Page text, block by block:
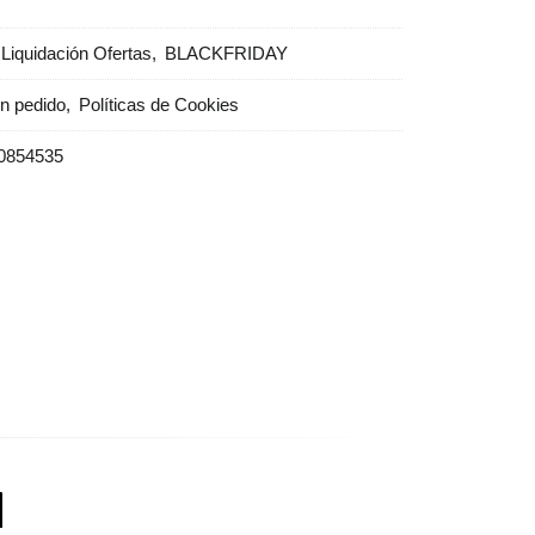
Liquidación Ofertas BLACKFRIDAY
pedido Políticas de Cookies